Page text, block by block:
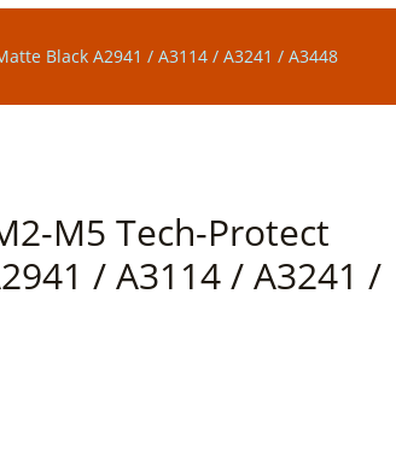
Black A2941 / A3114 / A3241 / A3448
M5 Tech-Protect
/ A3114 / A3241 /